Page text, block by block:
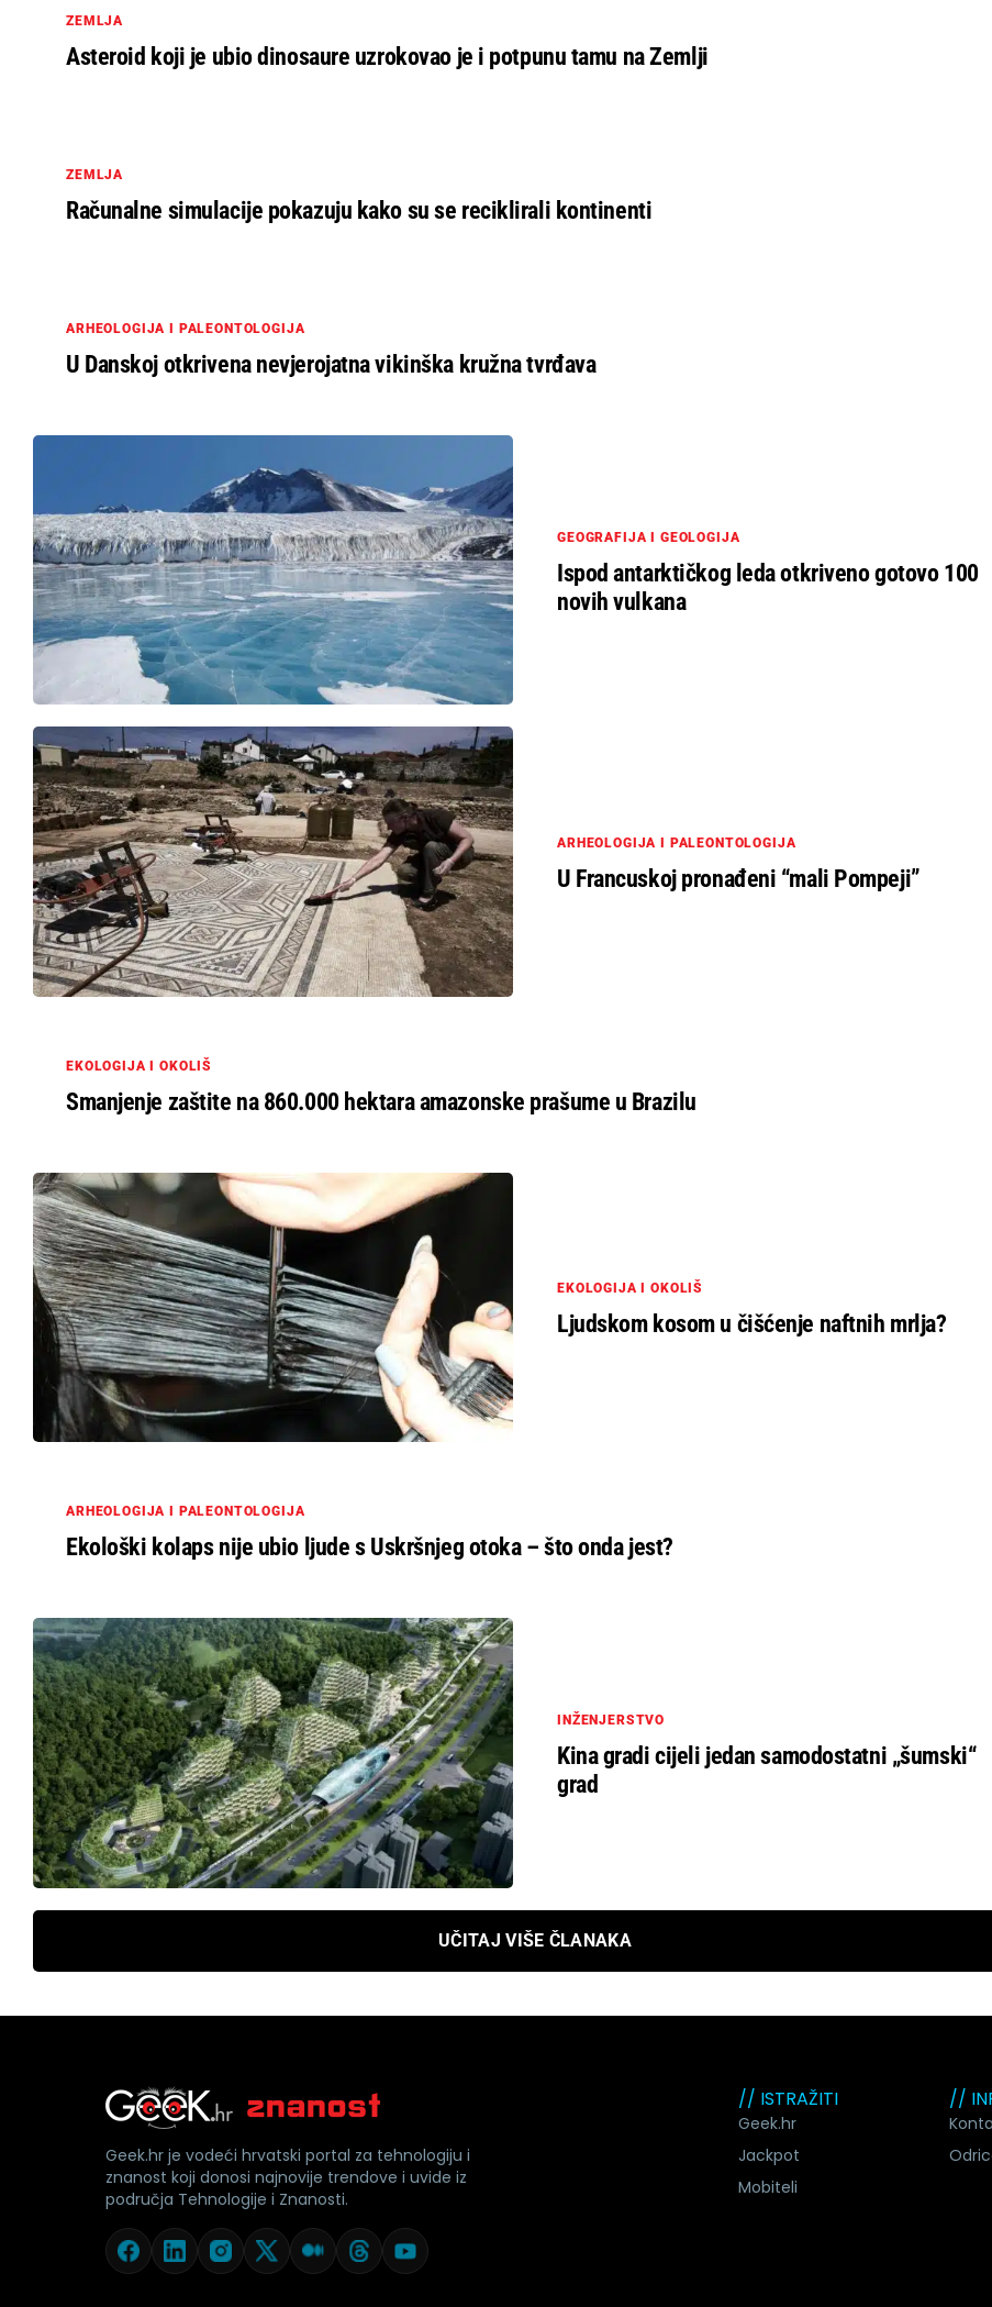
ZEMLJA
Asteroid koji je ubio dinosaure uzrokovao je i potpunu tamu na Zemlji
ZEMLJA
Računalne simulacije pokazuju kako su se reciklirali kontinenti
ARHEOLOGIJA I PALEONTOLOGIJA
U Danskoj otkrivena nevjerojatna vikinška kružna tvrđava
GEOGRAFIJA I GEOLOGIJA
Ispod antarktičkog leda otkriveno gotovo 100
novih vulkana
ARHEOLOGIJA I PALEONTOLOGIJA
U Francuskoj pronađeni “mali Pompeji”
EKOLOGIJA I OKOLIŠ
Smanjenje zaštite na 860.000 hektara amazonske prašume u Brazilu
EKOLOGIJA I OKOLIŠ
Ljudskom kosom u čišćenje naftnih mrlja?
ARHEOLOGIJA I PALEONTOLOGIJA
Ekološki kolaps nije ubio ljude s Uskršnjeg otoka – što onda jest?
INŽENJERSTVO
Kina gradi cijeli jedan samodostatni „šumski“
grad
UČITAJ VIŠE ČLANAKA
// ISTRAŽITI
Geek.hr
Jackpot
Mobiteli
//
Geek.hr je vodeći hrvatski portal za tehnologiju i
znanost koji donosi najnovije trendove i uvide iz
područja Tehnologije i Znanosti.